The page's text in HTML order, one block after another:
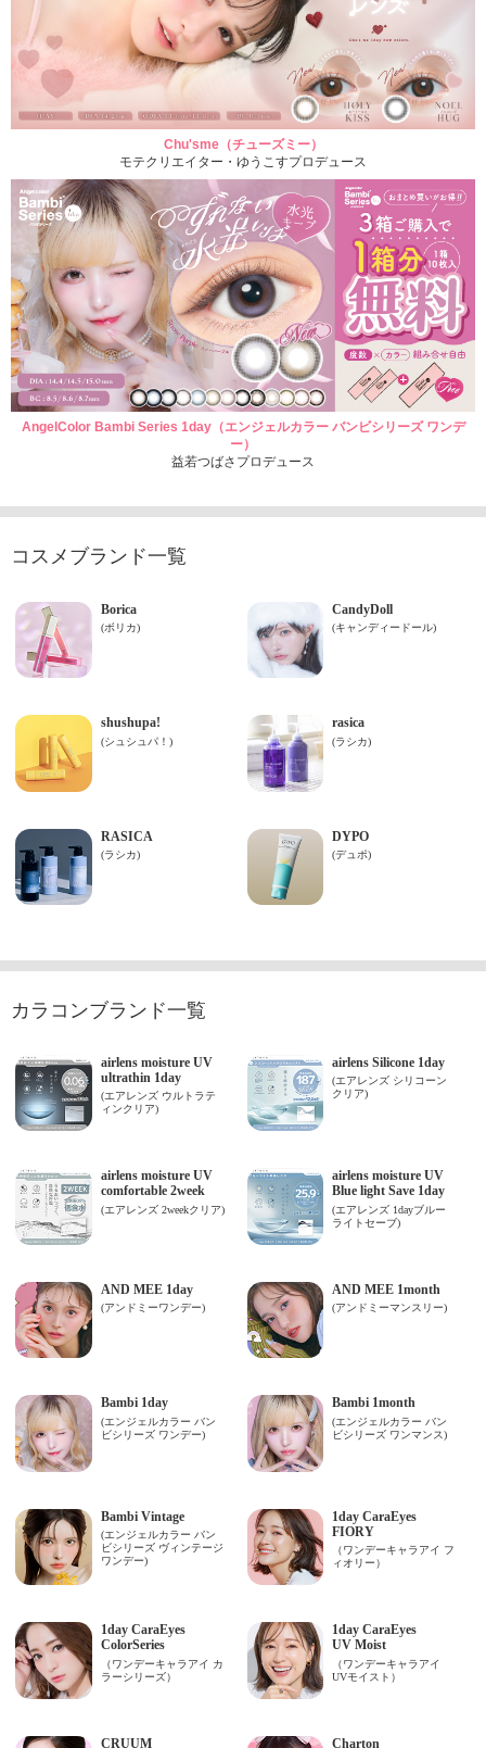
Chu'sme（チューズミー）
モテクリエイター・ゆうこすプロデュース
AngelColor Bambi Series 1day（エンジェルカラー バンビシリーズ ワンデ
ー）
益若つばさプロデュース
コスメブランド一覧
カラコンブランド一覧